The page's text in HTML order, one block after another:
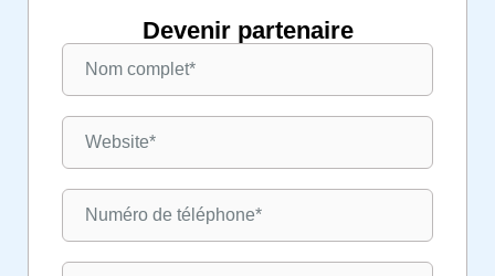
Devenir partenaire